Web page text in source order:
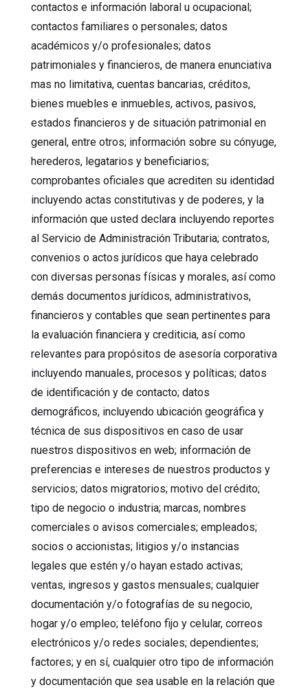
contactos e información laboral u ocupacional;
contactos familiares o personales; datos
académicos y/o profesionales; datos
patrimoniales y financieros, de manera enunciativa
mas no limitativa, cuentas bancarias, créditos,
bienes muebles e inmuebles, activos, pasivos,
estados financieros y de situación patrimonial en
general, entre otros; información sobre su cónyuge,
herederos, legatarios y beneficiarios;
comprobantes oficiales que acrediten su identidad
incluyendo actas constitutivas y de poderes, y la
información que usted declara incluyendo reportes
al Servicio de Administración Tributaria; contratos,
convenios o actos jurídicos que haya celebrado
con diversas personas físicas y morales, así como
demás documentos jurídicos, administrativos,
financieros y contables que sean pertinentes para
la evaluación financiera y crediticia, así como
relevantes para propósitos de asesoría corporativa
incluyendo manuales, procesos y políticas; datos
de identificación y de contacto; datos
demográficos, incluyendo ubicación geográfica y
técnica de sus dispositivos en caso de usar
nuestros dispositivos en web; información de
preferencias e intereses de nuestros productos y
servicios; datos migratorios; motivo del crédito;
tipo de negocio o industria; marcas, nombres
comerciales o avisos comerciales; empleados;
socios o accionistas; litigios y/o instancias
legales que estén y/o hayan estado activas;
ventas, ingresos y gastos mensuales; cualquier
documentación y/o fotografías de su negocio,
hogar y/o empleo; teléfono fijo y celular, correos
electrónicos y/o redes sociales; dependientes;
factores; y en sí, cualquier otro tipo de información
y documentación que sea usable en la relación que